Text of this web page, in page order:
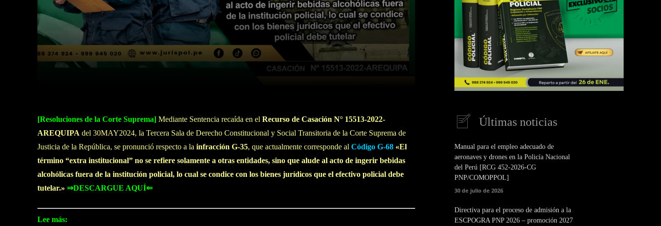
WhatsApp Linkedin
[Resoluciones de la Corte Suprema] Mediante Sentencia recaída en el Recurso de Casación N° 15513-2022-
AREQUIPA del 30MAY2024, la Tercera Sala de Derecho Constitucional y Social Transitoria de la Corte Suprema de
Justicia de la República, se pronunció respecto a la infracción G-35, que actualmente corresponde al Código G-68 «El
término “extra institucional” no se refiere solamente a otras entidades, sino que alude al acto de ingerir bebidas
alcohólicas fuera de la institución policial, lo cual se condice con los bienes jurídicos que el efectivo policial debe
tutelar.» ⇒DESCARGUE AQUÍ⇐
Lee más:
Últimas noticias
Manual para el empleo adecuado de
aeronaves y drones en la Policía Nacional
del Perú [RCG 452-2026-CG
PNP/COMOPPOL]
30 de julio de 2026
Directiva para el proceso de admisión a la
ESCPOGRA PNP 2026 – promoción 2027